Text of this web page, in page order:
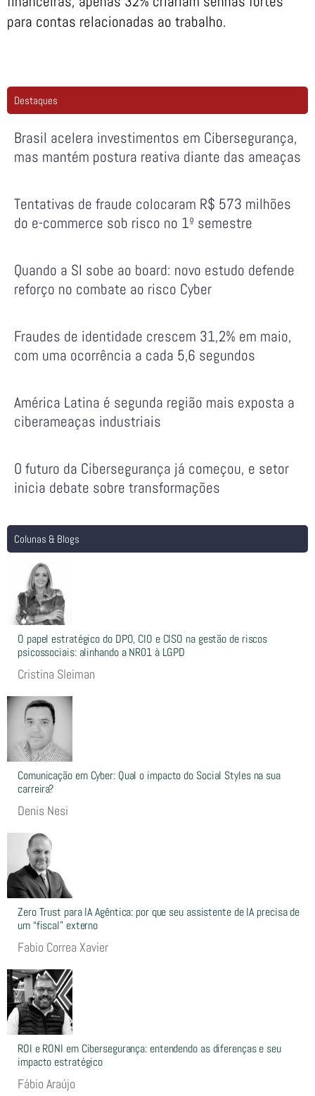
para contas relacionadas ao trabalho.
Destaques
Brasil acelera investimentos em Cibersegurança,
mas mantém postura reativa diante das ameaças
Tentativas de fraude colocaram R$ 573 milhões
do e-commerce sob risco no 1º semestre
Quando a SI sobe ao board: novo estudo defende
reforço no combate ao risco Cyber
Fraudes de identidade crescem 31,2% em maio,
com uma ocorrência a cada 5,6 segundos
América Latina é segunda região mais exposta a
ciberameaças industriais
O futuro da Cibersegurança já começou, e setor
inicia debate sobre transformações
Colunas & Blogs
O papel estratégico do DPO, CIO e CISO na gestão de riscos
psicossociais: alinhando a NR01 à LGPD
Cristina Sleiman
Comunicação em Cyber: Qual o impacto do Social Styles na sua
carreira?
Denis Nesi
Zero Trust para IA Agêntica: por que seu assistente de IA precisa de
um “fiscal” externo
Fabio Correa Xavier
ROI e RONI em Cibersegurança: entendendo as diferenças e seu
impacto estratégico
Fábio Araújo